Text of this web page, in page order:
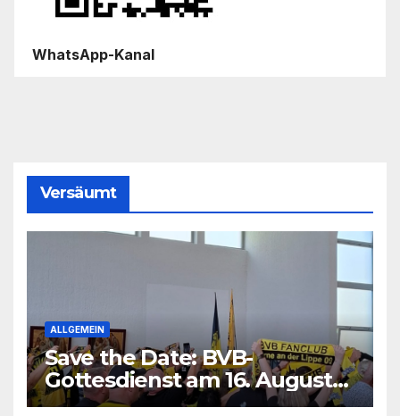
WhatsApp-Kanal
Versäumt
ALLGEMEIN
Save the Date: BVB-
Gottesdienst am 16. August
2026